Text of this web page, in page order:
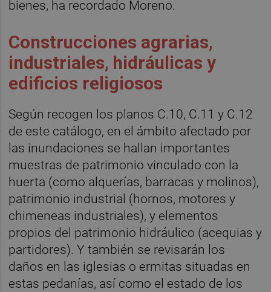
bienes, ha recordado Moreno.
Construcciones agrarias,
industriales, hidráulicas y
edificios religiosos
Según recogen los planos C.10, C.11 y C.12
de este catálogo, en el ámbito afectado por
las inundaciones se hallan importantes
muestras de patrimonio vinculado con la
huerta (como alquerías, barracas y molinos),
patrimonio industrial (hornos, motores y
chimeneas industriales), y elementos
propios del patrimonio hidráulico (acequias y
partidores). Y también se revisarán los
daños en las iglesias o ermitas situadas en
estas pedanías, así como el estado de los